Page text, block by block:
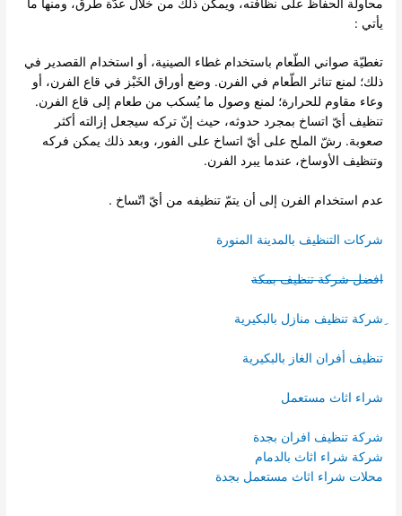
محاولة الحفاظ على نظافته، ويمكن ذلك من خلال عدّة طرق، ومنها ما
يأتي :
تغطيّة صواني الطّعام باستخدام غطاء الصينية، أو استخدام القصدير في
ذلك؛ لمنع تناثر الطّعام في الفرن. وضع أوراق الخَبْز في قاع الفرن، أو
وعاء مقاوم للحرارة؛ لمنع وصول ما يُسكب من طعام إلى قاع الفرن.
تنظيف أيّ اتساخ بمجرد حدوثه، حيث إنّ تركه سيجعل إزالته أكثر
صعوبة. رشّ الملح على أيّ اتساخ على الفور، وبعد ذلك يمكن فركه
وتنظيف الأوساخ، عندما يبرد الفرن.
عدم استخدام الفرن إلى أن يتمّ تنظيفه من أيّ اتّساخ .
شركات التنظيف بالمدينة المنورة
افضل شركة تنظيف بمكة
ِشركة تنظيف منازل بالبكيرية
تنظيف أفران الغاز بالبكيرية
شراء اثاث مستعمل
شركة تنظيف افران بجدة
شركة شراء اثاث بالدمام
محلات شراء اثاث مستعمل بجدة